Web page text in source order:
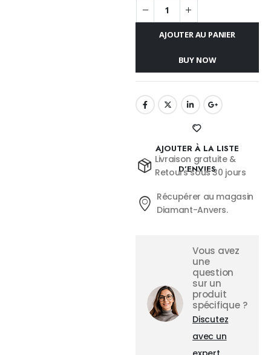
AJOUTER AU PANIER
BUY NOW
AJOUTER À LA LISTE
D’ENVIES
Livraison gratuite &
Retours sous 30 jours
Récupérer au magasin
Diamant-Anvers.
Vous avez
une
question
sur un
produit
spécifique ?
Discutez
avec un